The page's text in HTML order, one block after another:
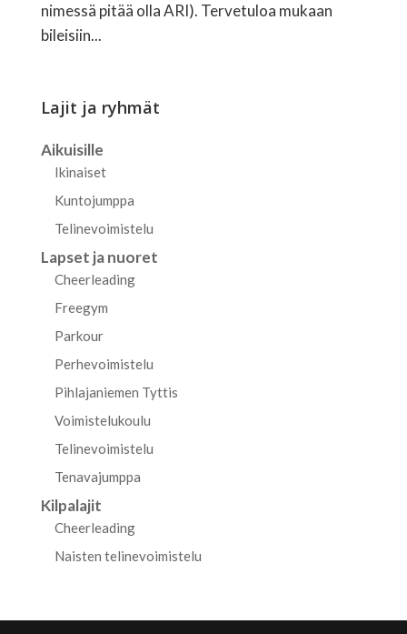
nimessä pitää olla ARI). Tervetuloa mukaan
bileisiin...
Lajit ja ryhmät
Aikuisille
Ikinaiset
Kuntojumppa
Telinevoimistelu
Lapset ja nuoret
Cheerleading
Freegym
Parkour
Perhevoimistelu
Pihlajaniemen Tyttis
Voimistelukoulu
Telinevoimistelu
Tenavajumppa
Kilpalajit
Cheerleading
Naisten telinevoimistelu